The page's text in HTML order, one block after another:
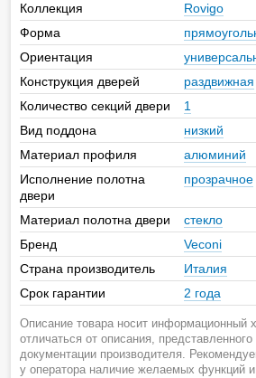
Коллекция
Rovigo
Форма
Ориентация
Конструкция дверей
раздвижная
Количество секций двери
1
Вид поддона
низкий
Материал профиля
алюминий
Исполнение полотна
двери
прозрачное
Материал полотна двери
стекло
Бренд
Veconi
Страна производитель
Италия
Срок гарантии
2 года
Описание товара носит информационный
отличаться от описания, представленного
документации производителя.
у оператора наличие желаемых функций и